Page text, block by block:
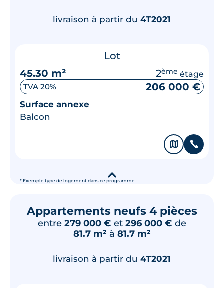
* Exemple type de logement dans ce programme
livraison à partir du 4T2021
Lot
45.30 m²
2ème étage
TVA 20% 206 000 €
Surface annexe
Balcon
🗞 📞
▾
Appartements neufs 4 pièces
entre 279 000 € et 296 000 € de
81.7 m² à 81.7 m²
livraison à partir du 4T2021